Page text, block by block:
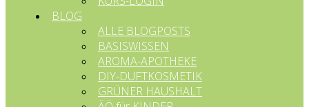
BLOG
ALLE BLOGPOSTS
BASISWISSEN
AROMA-APOTHEKE
DIY-DUFTKOSMETIK
GRÜNER HAUSHALT